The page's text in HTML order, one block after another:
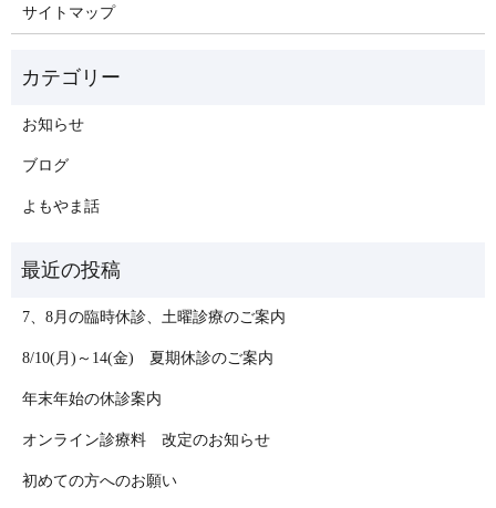
サイトマップ
お知らせ
ブログ
よもやま話
7、8月の臨時休診、土曜診療のご案内
8/10(月)～14(金) 夏期休診のご案内
年末年始の休診案内
オンライン診療料 改定のお知らせ
初めての方へのお願い